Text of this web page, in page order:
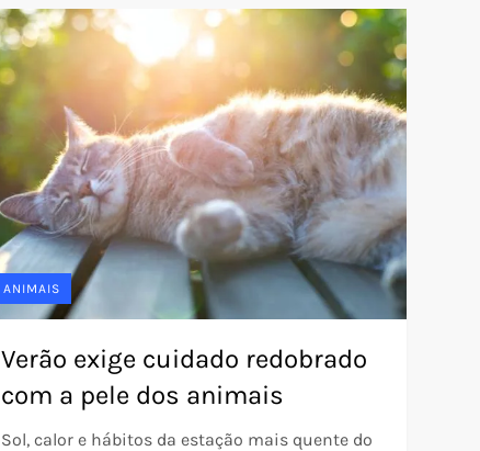
ANIMAIS
Verão exige cuidado redobrado
com a pele dos animais
Sol, calor e hábitos da estação mais quente do